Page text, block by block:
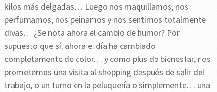
kilos más delgadas… Luego nos maquillamos, nos
perfumamos, nos peinamos y nos sentimos totalmente
divas… ¿Se nota ahora el cambio de humor? Por
supuesto que sí, ahora el día ha cambiado
completamente de color… y como plus de bienestar, nos
prometemos una visita al shopping después de salir del
trabajo, o un turno en la peluquería o simplemente… una